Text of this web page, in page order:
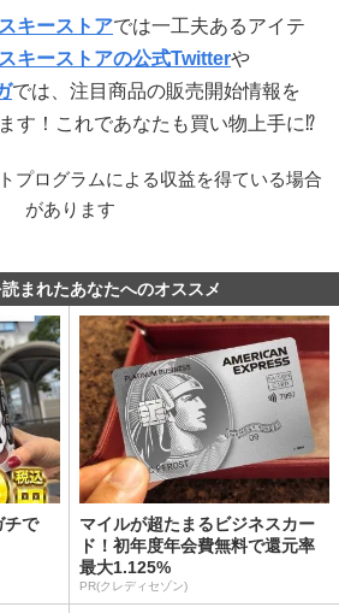
キーストアでは一工夫あるアイテ
キーストアの公式Twitterや
では、注目商品の販売開始情報を
す！これであなたも買い物上手に⁉
プログラムによる収益を得ている場合
があります
まれたあなたへのオススメ
チで
マイルが超たまるビジネスカー
ド！初年度年会費無料で還元率
最大1.125%
PR(クレディセゾン)